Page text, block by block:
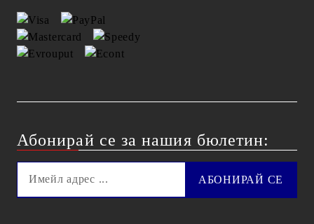
Абонирай се за нашия бюлетин: